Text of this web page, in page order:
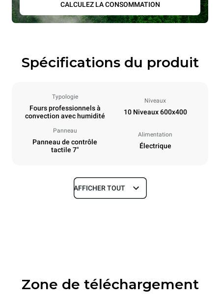
CALCULEZ LA CONSOMMATION
Spécifications du produit
Typologie
Fours professionnels à
convection avec humidité
Niveaux
10 Niveaux 600x400
Panneau
Panneau de contrôle
tactile 7"
Alimentation
Électrique
Dimensions
Caractéristiques de la plaque
AFFICHER TOUT
Zone de téléchargement